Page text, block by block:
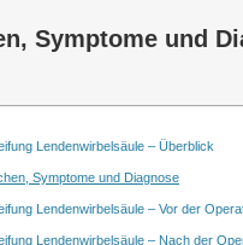
Symptome und
Lendenwirbelsäule – Überblick
Symptome und Diagnose
Lendenwirbelsäule – Vor der
Lendenwirbelsäule – Nach der